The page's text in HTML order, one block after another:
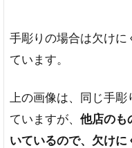
手彫りの場合は欠けに
ています。
上の画像は、同じ手
ていますが、 他店のも
いているので、欠けに